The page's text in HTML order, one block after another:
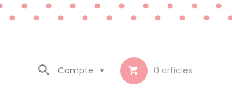
 0 articles
Compte 
